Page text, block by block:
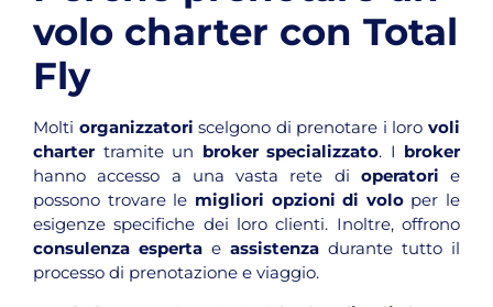
volo charter con Total
Fly
Molti organizzatori scelgono di prenotare i lorovoli
chartertramite un broker specializzato. I broker
hanno accesso a una vasta rete di operatori e
possono trovare le migliori opzioni di voloper le
esigenze specifiche dei loro clienti. Inoltre, offrono
consulenza esperta e assistenza durante tutto il
processo di prenotazione e viaggio.